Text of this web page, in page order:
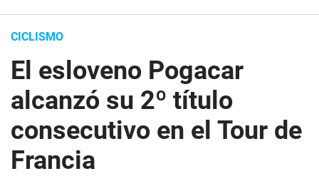
CICLISMO
El esloveno Pogacar
alcanzó su 2º título
consecutivo en el Tour de
Francia